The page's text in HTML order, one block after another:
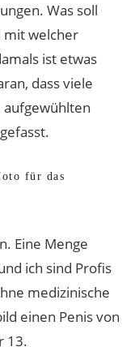
Was soll
mit welcher
ist etwas
dass viele
für das
Eine Menge
ich sind Profis
medizinische
einen Penis von
13.